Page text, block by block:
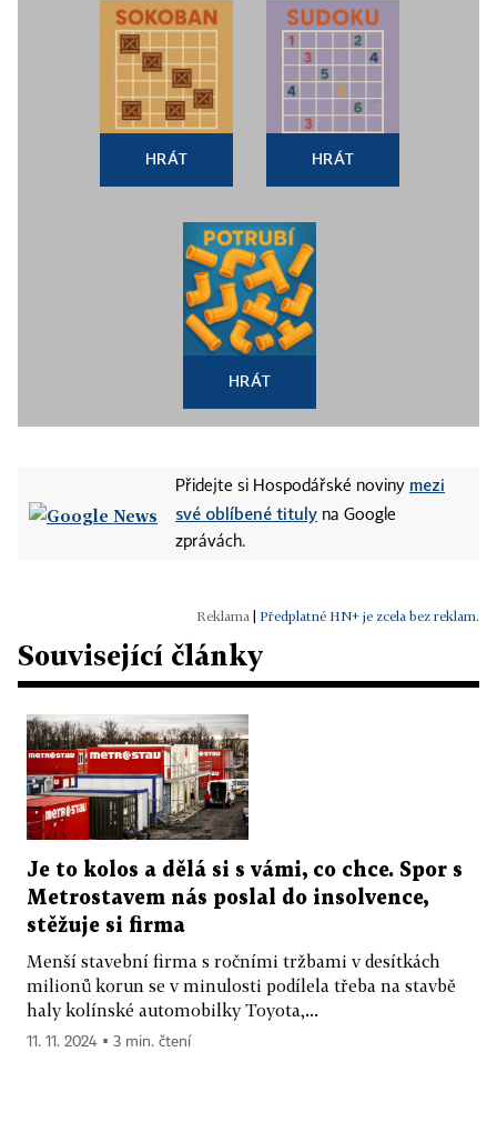
HRÁT HRÁT
HRÁT
Přidejte si Hospodářské noviny mezi
své oblíbené tituly na Google
zprávách.
Předplatné HN+ je zcela bez reklam.
Související články
Je to kolos a dělá si s vámi, co chce. Spor s
Metrostavem nás poslal do insolvence,
stěžuje si firma
Menší stavební firma s ročními tržbami v desítkách
milionů korun se v minulosti podílela třeba na stavbě
haly kolínské automobilky Toyota,...
11. 11. 2024 ▪ 3 min. čtení